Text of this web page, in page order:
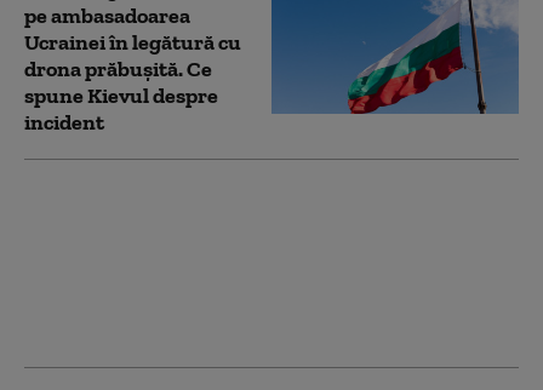
pe ambasadoarea
Ucrainei în legătură cu
drona prăbuşită. Ce
spune Kievul despre
incident